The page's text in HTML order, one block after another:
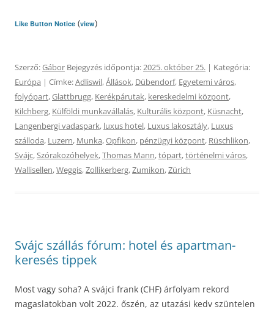
Like Button Notice (view)
Szerző:Gábor Bejegyzés időpontja:2025. október 25. | Kategória:
Európa | Címke:Adliswil,Állások, Dübendorf, Egyetemi város,
folyópart,Glattbrugg, Kerékpárutak, kereskedelmi központ,
Kilchberg, Külföldi munkavállalás, Kulturális központ, Küsnacht,
Langenbergi vadaspark, luxus hotel, Luxus lakosztály, Luxus
szálloda, Luzern, Munka,Opfikon, pénzügyi központ, Rüschlikon,
Svájc,Szórakozóhelyek,Thomas Mann,tópart,történelmi város,
Wallisellen,Weggis,Zollikerberg,Zumikon,Zürich
Svájc szállás fórum: hotel és apartman-
keresés tippek
Most vagy soha? A svájci frank (CHF) árfolyam rekord
magaslatokban volt 2022. őszén, az utazási kedv szüntelen